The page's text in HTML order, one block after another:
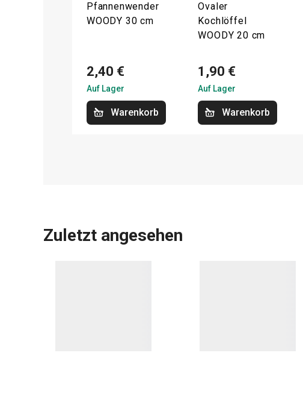
Pfannenwender
WOODY 30 cm
2,40 €
Auf Lager
Warenkorb
Ovaler
Kochlöffel
WOODY 20 cm
1,90 €
Auf Lager
Warenkorb
Zuletzt angesehen